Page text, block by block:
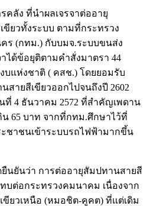
คลัง ที่นำผลเจรจาต่ออายุ
ขียวทั้งระบบ ตามที่กระทรวง
ร (กทม.) กับบมจ.ระบบขนส่ง
าได้ข้อยุติตามคำสั่งมาตรา 44
แห่งชาติ ( คสช.) โดยยอมรับ
ายสีเขียวออกไปจนถึงปี 2602
ที่ 4 ธันวาคม 2572 ที่สำคัญเพดาน
น 65 บาท จากที่กทม.ศึกษาไว้ที่
ะชาชนเข้าระบบรถไฟฟ้ามากขึ้น
นยันว่า การต่ออายุสัมปทานสายสี
บต่อกระทรวงคมนาคม เนื่องจาก
ขียวเหนือ (หมอชิต-คูคต) ที่แต่เดิม